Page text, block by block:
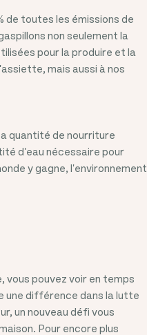
de toutes les émissions de
non seulement la
pour la produire et la
mais aussi à nos
quantité de nourriture
d'eau nécessaire pour
y gagne, l'environnement
vous pouvez voir en temps
une différence dans la lutte
un nouveau défi vous
Pour encore plus